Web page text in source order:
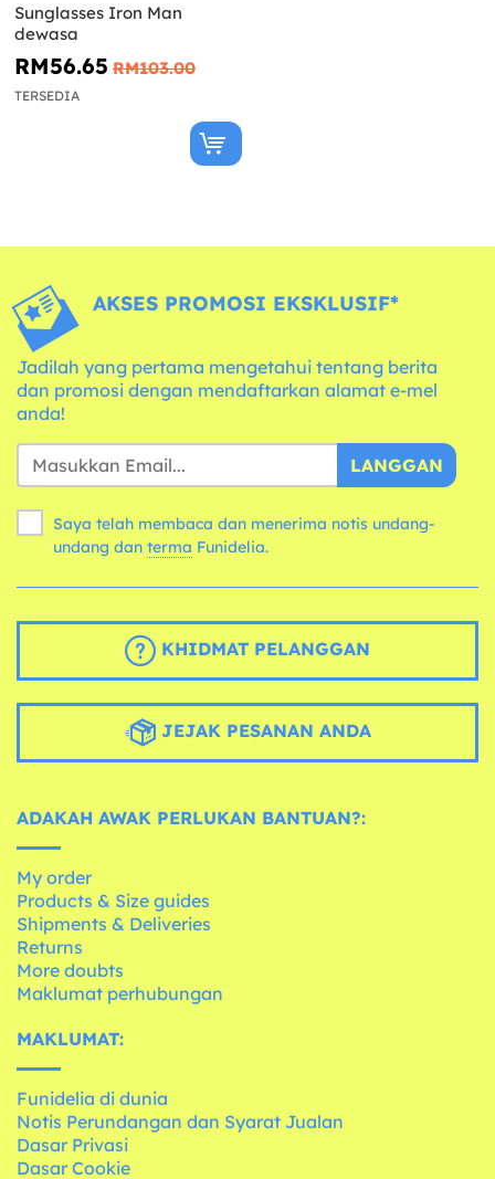
Sunglasses Iron Man
dewasa
RM56.65 RM103.00
TERSEDIA
AKSES PROMOSI EKSKLUSIF*
Jadilah yang pertama mengetahui tentang berita
dan promosi dengan mendaftarkan alamat e-mel
anda!
LANGGAN
Saya telah membaca dan menerima notis undang-
undang dan terma Funidelia.
KHIDMAT PELANGGAN
JEJAK PESANAN ANDA
ADAKAH AWAK PERLUKAN BANTUAN?:
My order
Products & Size guides
Shipments & Deliveries
Returns
More doubts
Maklumat perhubungan
MAKLUMAT:
Funidelia di dunia
Notis Perundangan dan Syarat Jualan
Dasar Privasi
Dasar Cookie